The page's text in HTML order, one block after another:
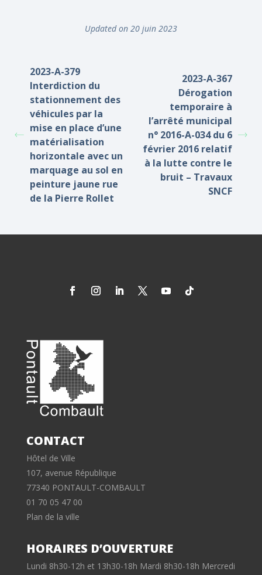
Updated on 20 juin 2023
2023-A-379
Interdiction du
stationnement des
véhicules par la
mise en place d’une
matérialisation
horizontale avec un
marquage au sol en
peinture jaune rue
de la Pierre Rollet
2023-A-367
Dérogation
temporaire à
l’arrêté municipal
n° 2016-A-034 du 6
février 2016 relatif
à la lutte contre le
bruit – Travaux
SNCF
CONTACT
Hôtel de Ville
107, avenue République
77340 PONTAULT-COMBAULT
01 70 05 47 00
Plan de la ville
HORAIRES D’OUVERTURE
Lundi 8h30-12h et 13h30-18h Mardi 8h30-18h Mercredi